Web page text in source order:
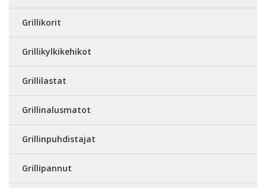
Grillikorit
Grillikylkikehikot
Grillilastat
Grillinalusmatot
Grillinpuhdistajat
Grillipannut